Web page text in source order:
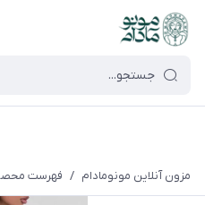
9oGygsJEdAZik
مزون آنلاین مونومادام / فهرست